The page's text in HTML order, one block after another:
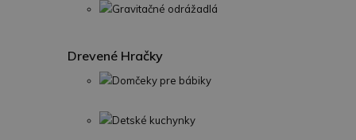
Gravitačné odrážadlá
Drevené Hračky
Domčeky pre bábiky
Detské kuchynky